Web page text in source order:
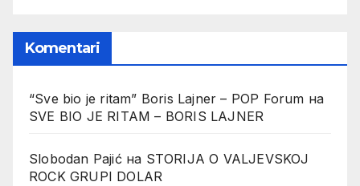
Komentari
“Sve bio je ritam” Boris Lajner – POP Forum на
SVE BIO JE RITAM – BORIS LAJNER
Slobodan Pajićна STORIJA O VALJEVSKOJ
ROCK GRUPI DOLAR